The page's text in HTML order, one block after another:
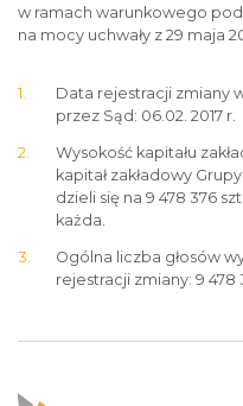
w ramach warunkowego
na mocy uchwały z 29 maja
Data rejestracji zmiany
przez Sąd: 06.02. 2017 r.
Wysokość kapitału
kapitał zakładowy
dzieli się na 9 478 376
każda.
Ogólna liczba głosów
rejestracji zmiany: 9 478